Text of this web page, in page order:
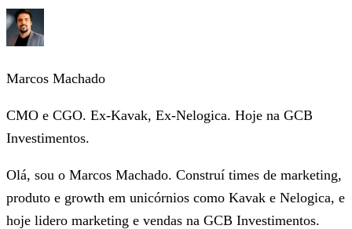
Marcos Machado
CMO e CGO. Ex-Kavak, Ex-Nelogica. Hoje na GCB
Investimentos.
Olá, sou o Marcos Machado. Construí times de marketing,
produto e growth em unicórnios como Kavak e Nelogica, e
hoje lidero marketing e vendas na GCB Investimentos.